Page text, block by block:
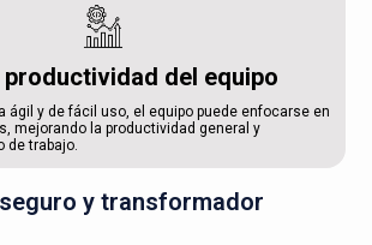
productividad del equipo
ágil y de fácil uso, el equipo puede enfocarse en
mejorando la productividad general y
de trabajo.
y transformador